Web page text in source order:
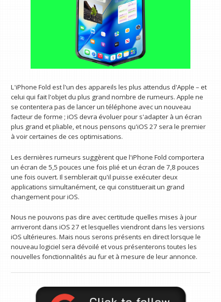
L'iPhone Fold est l'un des appareils les plus attendus d'Apple – et
celui qui fait l'objet du plus grand nombre de rumeurs. Apple ne
se contentera pas de lancer un téléphone avec un nouveau
facteur de forme ; iOS devra évoluer pour s'adapter à un écran
plus grand et pliable, et nous pensons qu'iOS 27 sera le premier
à voir certaines de ces optimisations.
Les dernières rumeurs suggèrent que l'iPhone Fold comportera
un écran de 5,5 pouces une fois plié et un écran de 7,8 pouces
une fois ouvert. Il semblerait qu'il puisse exécuter deux
applications simultanément, ce qui constituerait un grand
changement pour iOS.
Nous ne pouvons pas dire avec certitude quelles mises à jour
arriveront dans iOS 27 et lesquelles viendront dans les versions
iOS ultérieures. Mais nous serons présents en direct lorsque le
nouveau logiciel sera dévoilé et vous présenterons toutes les
nouvelles fonctionnalités au fur et à mesure de leur annonce.